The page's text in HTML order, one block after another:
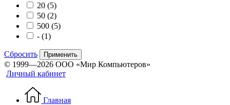
20 (5)
50 (2)
500 (5)
- (1)
Сбросить Применить
© 1999—2026 ООО «Мир Компьютеров»
Личный кабинет
Главная